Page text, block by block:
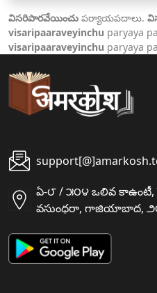
విసరిపారవేయించు పర్యాయపదాలు.
visaripaaraveyinchu paryaya
visaripaaraveyinchu paryaya
ఏ-౮ / ౫౦౪ ఒలివ కాఉంటీ,
వసుంధరా, గాజియాబాద,